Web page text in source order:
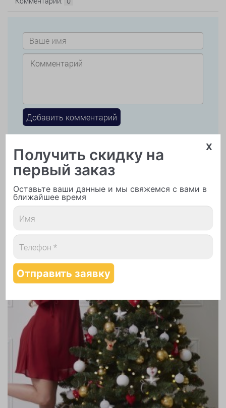
Читайте так же
x
Получить скидку на
первый заказ
Оставьте ваши данные и мы свяжемся с вами в
ближайшее время